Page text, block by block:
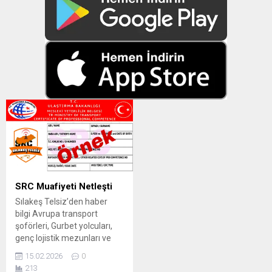
SRC Muafiyeti Netleşti
Sılakeş Telsiz’den haber
bilgi Avrupa transport
şoförleri, Gurbet yolcuları,
genç lojistik mezunları ve
kariyer planlayanlar dikkat!
15.02.2026
0
213